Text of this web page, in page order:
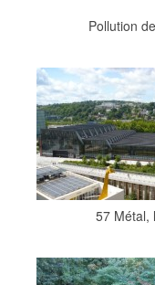
Pollution
57 Métal,